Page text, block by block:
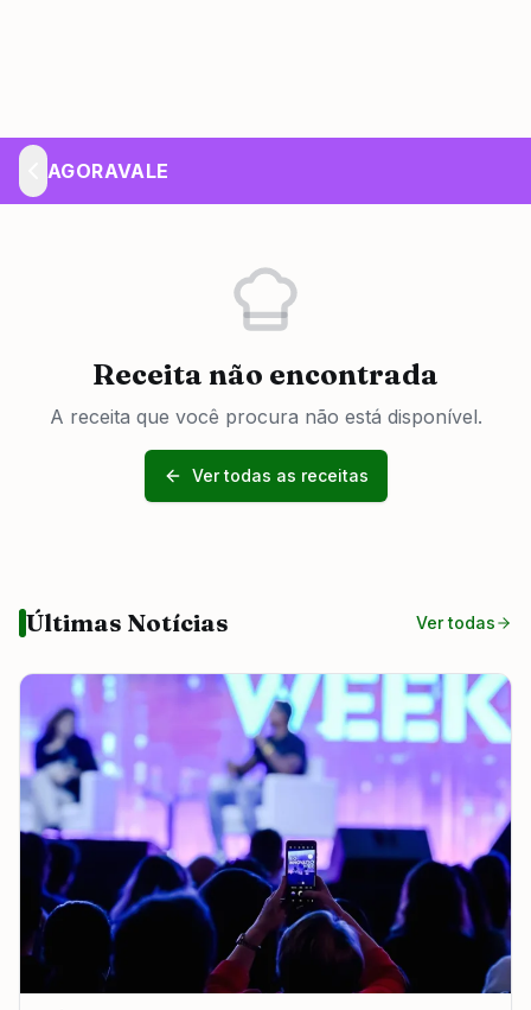
AGORAVALE
Receita não encontrada
A receita que você procura não está disponível.
Ver todas as receitas
Últimas Notícias Ver todas